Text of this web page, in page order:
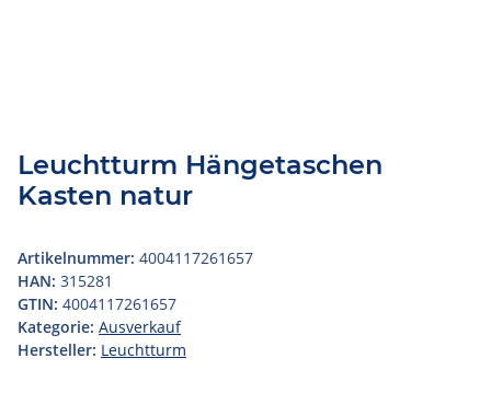
Leuchtturm Hängetaschen
Kasten natur
Artikelnummer: 4004117261657
HAN: 315281
GTIN: 4004117261657
Kategorie: Ausverkauf
Hersteller: Leuchtturm